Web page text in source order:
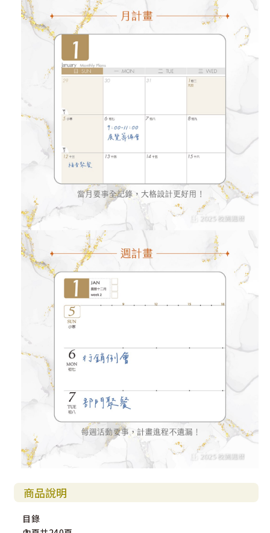
商品說明
目錄